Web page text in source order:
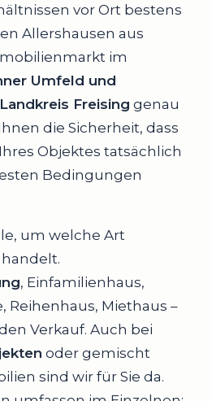
vor Ort bestens
Allershausen aus
im
Umfeld und
Freising genau
die Sicherheit, dass
Objektes tatsächlich
Bedingungen
um welche Art
, Einfamilienhaus,
Reihenhaus, Miethaus –
Verkauf. Auch bei
oder gemischt
sind wir für Sie da.